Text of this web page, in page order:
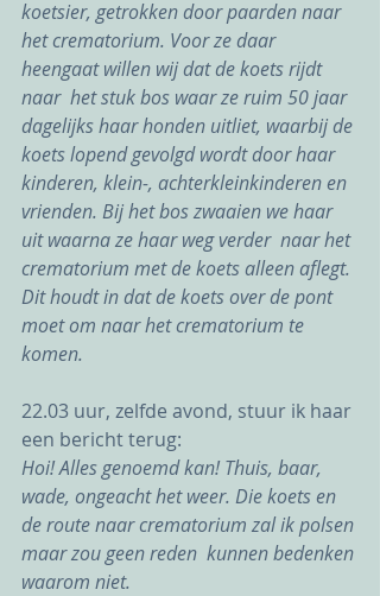
koetsier, getrokken door paarden naar
het crematorium. Voor ze daar
heengaat willen wij dat de koets rijdt
naar  het stuk bos waar ze ruim 50 jaar
dagelijks haar honden uitliet, waarbij de
koets lopend gevolgd wordt door haar
kinderen, klein-, achterkleinkinderen en
vrienden. Bij het bos zwaaien we haar
uit waarna ze haar weg verder  naar het
crematorium met de koets alleen aflegt.
Dit houdt in dat de koets over de pont
moet om naar het crematorium te
komen.
22.03 uur, zelfde avond, stuur ik haar
een bericht terug:
Hoi! Alles genoemd kan! Thuis, baar,
wade, ongeacht het weer. Die koets en
de route naar crematorium zal ik polsen
maar zou geen reden  kunnen bedenken
waarom niet.